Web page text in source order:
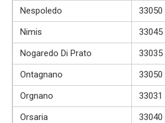
Nespoledo
33050
Nimis
33045
Nogaredo Di Prato
33035
Ontagnano
33050
Orgnano
33031
Orsaria
33040